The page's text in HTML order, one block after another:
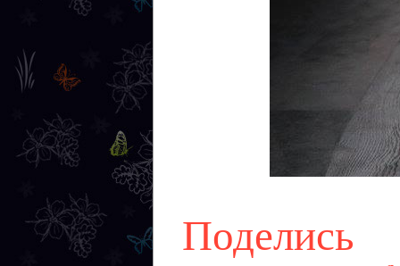
Поделись